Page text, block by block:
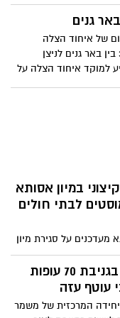
התיכונים. שר האוצר
סיבוב על אזרחי
כאשר התנגשו עם רכבם
אורים. אב המשפחה
נהרגו כולן באסון
''יום קשה לעיר, גורל
גנים
של איחוד הצלה
הוזעקו לכביש 3633 בין באר גנים לניצן
למוקד איחוד הצלה על
במיון אסותא
לבתי חולים
מעדכנים על סגירת מיון
אמבולנסים - אלה
שכנים לפחות עד השעה
קורא למדינה להתערב
נתפס "על חם" בגניבת 70 עופות
עוטף עזה
המרכזית של משמר